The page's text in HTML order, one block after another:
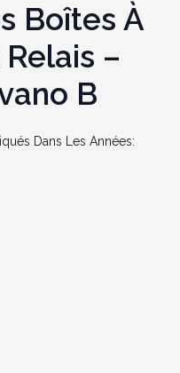
Boîtes À
–
B
Dans Les Années: